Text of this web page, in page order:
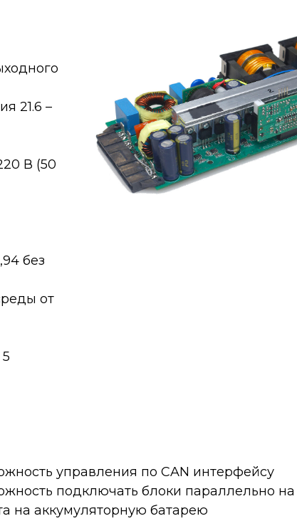
21.6 –
В (50
без
от
управления по CAN интерфейсу
подключать блоки параллельно
на аккумуляторную батарею